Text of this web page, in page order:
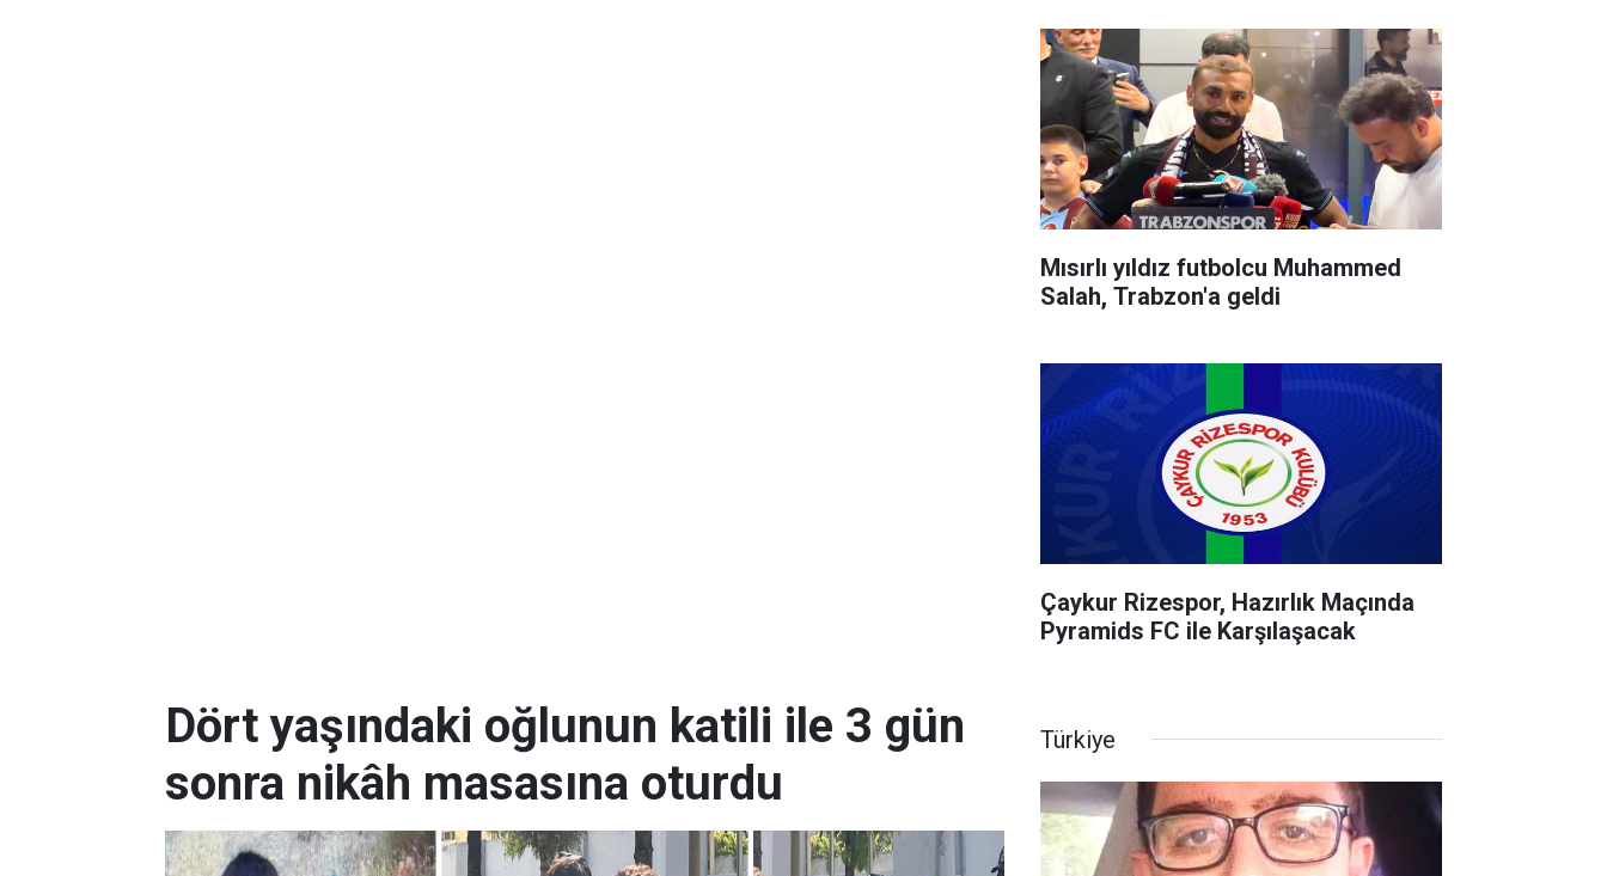
Mısırlı yıldız futbolcu Muhammed
Salah, Trabzon'a geldi
Çaykur Rizespor, Hazırlık Maçında
Pyramids FC ile Karşılaşacak
Dört yaşındaki oğlunun katili ile 3 gün
sonra nikâh masasına oturdu
Türkiye